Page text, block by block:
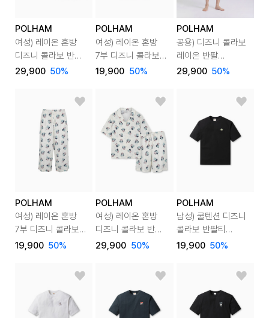
POLHAM
여성) 레이온 혼방
디즈니 콜라보 반팔
라운지웨어 세트
29,900 50%
POLHAM
여성) 레이온 혼방
7부 디즈니 콜라보
라운지 팬츠
19,900 50%
POLHAM
공용) 디즈니 콜라보
레이온 반팔
라운지웨어 세트
29,900 50%
POLHAM
여성) 레이온 혼방
7부 디즈니 콜라보
라운지 팬츠
19,900 50%
POLHAM
여성) 레이온 혼방
디즈니 콜라보 반팔
라운지웨어 세트
29,900 50%
POLHAM
남성) 쿨텐션 디즈니
콜라보 반팔티
(토이스토리)
19,900 50%